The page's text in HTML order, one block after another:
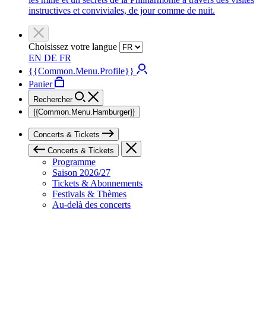
instructives et conviviales, de jour comme de nuit.
Choisissez votre langue
EN DE FR
{{Common.Menu.Profile}}
Panier
Rechercher
{{Common.Menu.Hamburger}}
Concerts & Tickets
Concerts & Tickets
Programme
Saison 2026/27
Tickets & Abonnements
Festivals & Thèmes
Au-delà des concerts